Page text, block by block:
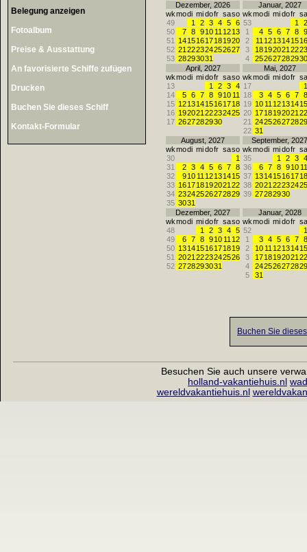
Belegung anzeigen
Fotoalbum
Preise & Ausstattung
An favorisierte Schiffe zufügen
Drucken
Buchen Sie dieses Schiff
Kontakt-Formular
Dezember, 2026
wkmodi midofr saso
49
1 2 3 4 5 6
50
7 8 910 11 1213
51
14151617181920
52 21 222324252627
53 28293031
Januar, 2027
wkmodi midofr sa
53
1
2
1
4 5 6 7 8 9
2
11 1213141516
3
18192021 2223
4
252627282930
April, 2027
wkmodi midofr saso
13
1 2 3 4
14
5 6 7 8 910 11
15 12131415161718
16 192021 22232425
17 2627282930
Mai, 2027
wkmodi midofr sa
17
1
18
3 4 5 6 7 8
19 10 11 12131415
20 1718192021 22
21 242526272829
22 31
August, 2027
wkmodi midofr saso
30
1
31
2 3 4 5 6 7 8
32
910 11 12131415
33 161718192021 22
34 23242526272829
35 3031
September, 2027
wkmodi midofr sa
35
1 2 3 4
36
6 7 8 910 11
37 131415161718
38 2021 22232425
39 27282930
Dezember, 2027
wkmodi midofr saso
48
1 2 3 4 5
49
6 7 8 910 11 12
50 13141516171819
51 2021 2223242526
52 2728293031
Januar, 2028
wkmodi midofr sa
52
1
1
3 4 5 6 7 8
2
10 11 12131415
3
1718192021 22
4
242526272829
5
31
Buchen Sie
Besuchen Sie auch unsere
holland-vakantiehuis.nl
wereldvakantiehuis.nl